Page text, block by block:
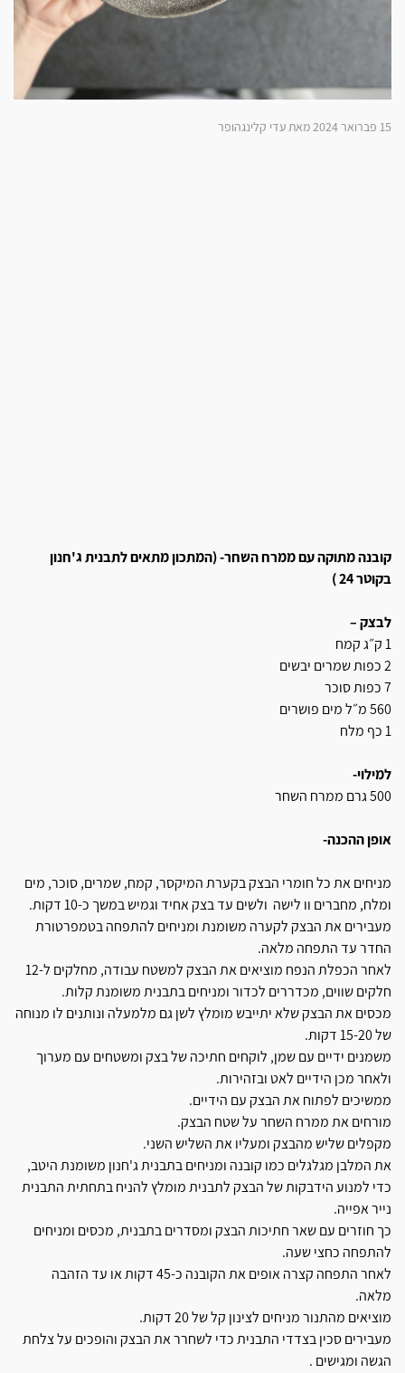
15 פברואר 2024 מאת עדי קלינגהופר
קובנה מתוקה עם ממרח השחר- (המתכון מתאים לתבנית ג'חנון
בקוטר 24 )
לבצק –
1 ק״ג קמח
2 כפות שמרים יבשים
7 כפות סוכר
560 מ״ל מים פושרים
1 כף מלח
למילוי-
500 גרם ממרח השחר
אופן ההכנה-
מניחים את כל חומרי הבצק בקערת המיקסר, קמח, שמרים, סוכר, מים
ומלח, מחברים וו לישה ולשים עד בצק אחיד וגמיש במשך כ-10 דקות.
מעבירים את הבצק לקערה משומנת ומניחים להתפחה בטמפרטורת
החדר עד התפחה מלאה.
לאחר הכפלת הנפח מוציאים את הבצק למשטח עבודה, מחלקים ל-12
חלקים שווים, מכדררים לכדור ומניחים בתבנית משומנת קלות.
מכסים את הבצק שלא יתייבש מומלץ לשן גם מלמעלה ונותנים לו מנוחה
של 15-20 דקות.
משמנים ידיים עם שמן, לוקחים חתיכה של בצק ומשטחים עם מערוך
ולאחר מכן הידיים לאט ובזהירות.
ממשיכים לפתוח את הבצק עם הידיים.
מורחים את ממרח השחר על שטח הבצק.
מקפלים שליש מהבצק ומעליו את השליש השני.
את המלבן מגלגלים כמו קובנה ומניחים בתבנית ג'חנון משומנת היטב,
כדי למנוע הידבקות של הבצק לתבנית מומלץ להניח בתחתית התבנית
נייר אפייה.
כך חוזרים עם שאר חתיכות הבצק ומסדרים בתבנית, מכסים ומניחים
להתפחה כחצי שעה.
לאחר התפחה קצרה אופים את הקובנה כ-45 דקות או עד הזהבה
מלאה.
מוציאים מהתנור מניחים לצינון קל של 20 דקות.
מעבירים סכין בצדדי התבנית כדי לשחרר את הבצק והופכים על צלחת
הגשה ומגישים .